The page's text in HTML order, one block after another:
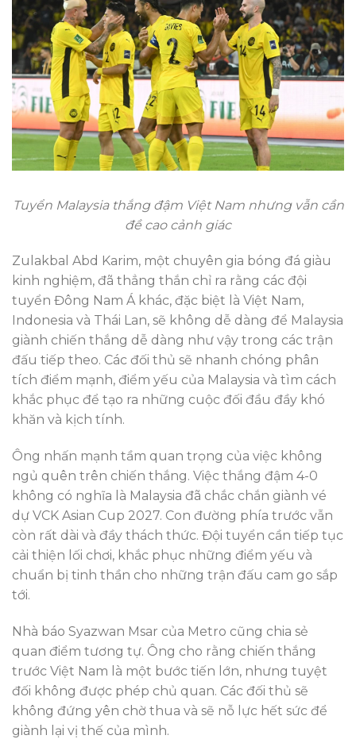
Tuyển Malaysia thắng đậm Việt Nam nhưng vẫn cần
đề cao cảnh giác
Zulakbal Abd Karim, một chuyên gia bóng đá giàu
kinh nghiệm, đã thẳng thắn chỉ ra rằng các đội
tuyển Đông Nam Á khác, đặc biệt là Việt Nam,
Indonesia và Thái Lan, sẽ không dễ dàng để Malaysia
giành chiến thắng dễ dàng như vậy trong các trận
đấu tiếp theo. Các đối thủ sẽ nhanh chóng phân
tích điểm mạnh, điểm yếu của Malaysia và tìm cách
khắc phục để tạo ra những cuộc đối đầu đầy khó
khăn và kịch tính.
Ông nhấn mạnh tầm quan trọng của việc không
ngủ quên trên chiến thắng. Việc thắng đậm 4-0
không có nghĩa là Malaysia đã chắc chắn giành vé
dự VCK Asian Cup 2027. Con đường phía trước vẫn
còn rất dài và đầy thách thức. Đội tuyển cần tiếp tục
cải thiện lối chơi, khắc phục những điểm yếu và
chuẩn bị tinh thần cho những trận đấu cam go sắp
tới.
Nhà báo Syazwan Msar của Metro cũng chia sẻ
quan điểm tương tự. Ông cho rằng chiến thắng
trước Việt Nam là một bước tiến lớn, nhưng tuyệt
đối không được phép chủ quan. Các đối thủ sẽ
không đứng yên chờ thua và sẽ nỗ lực hết sức để
giành lại vị thế của mình.